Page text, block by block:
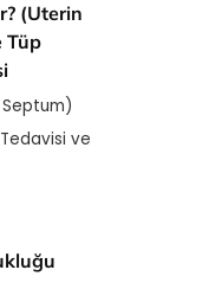
(Uterin
Tüp
Tedavisi ve